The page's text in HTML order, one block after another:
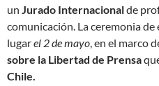
un Jurado Internacionalde
comunicación. La ceremonia de
lugarel 2 de mayo, en el marco
sobre la Libertad de Prensa
Chile.